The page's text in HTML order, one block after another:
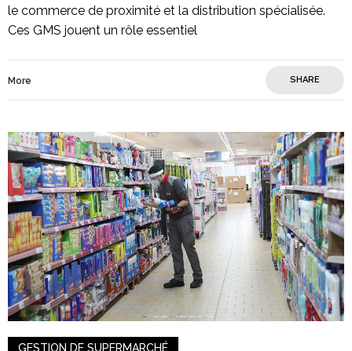
le commerce de proximité et la distribution spécialisée.
Ces GMS jouent un rôle essentiel
More SHARE
GESTION DE SUPERMARCHÉ